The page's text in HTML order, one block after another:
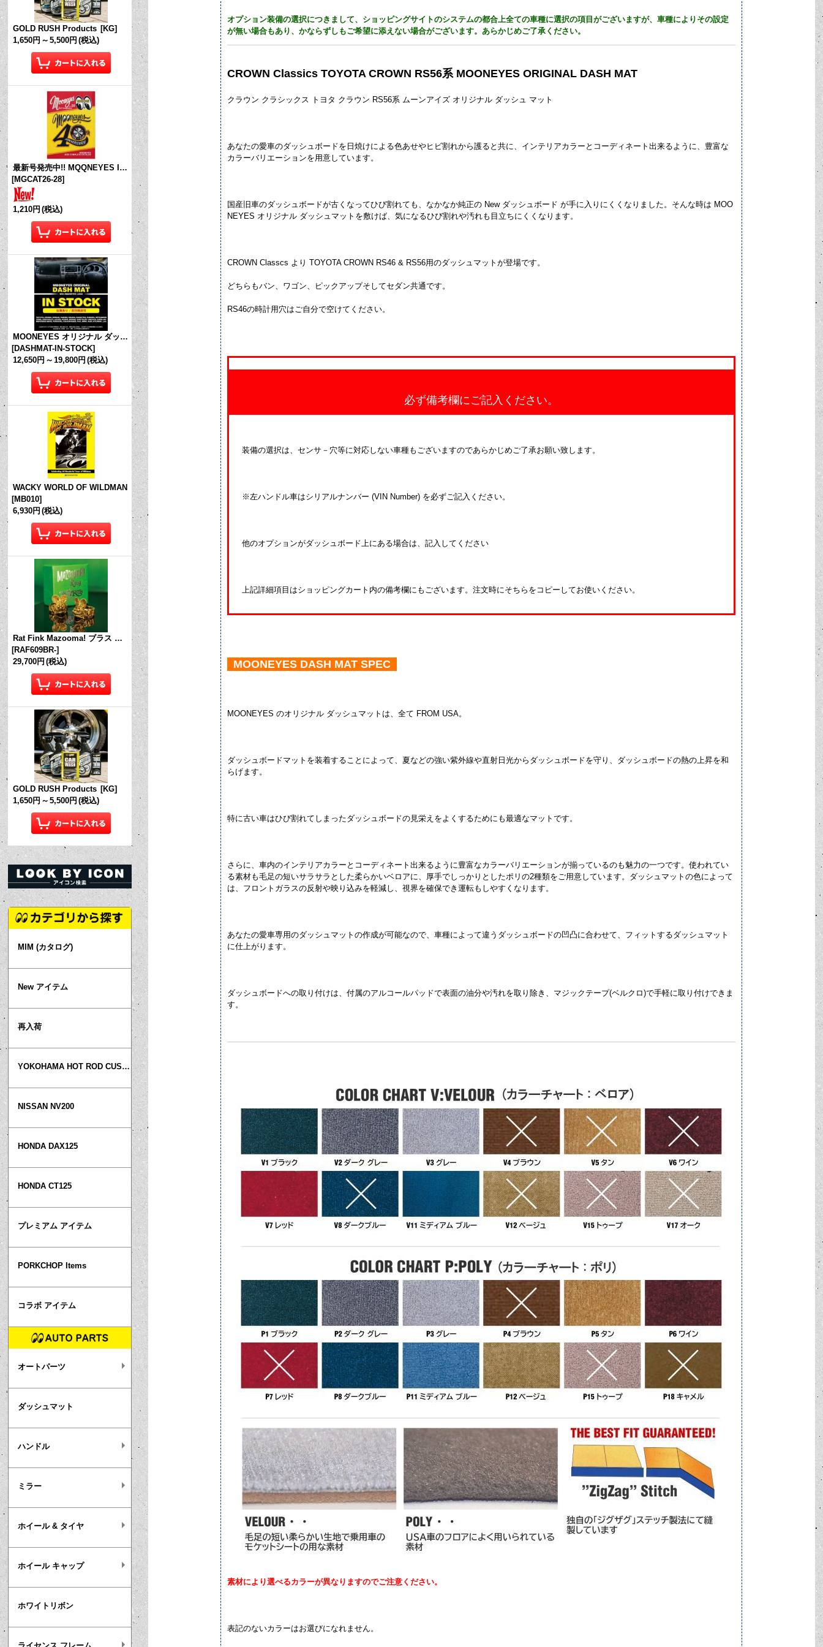
GOLD RUSH Products [KG]
1,650円 ～ 5,500円 (税込)
最新号発売中!! MQQNEYES International Magazine No.28 2026
[MGCAT26-28]
1,210円 (税込)
MOONEYES オリジナル ダッシュマット (in Stock!)
[DASHMAT-IN-STOCK]
12,650円 ～ 19,800円 (税込)
WACKY WORLD OF WILDMAN
[MB010]
6,930円 (税込)
Rat Fink Mazooma! ブラス リング
[RAF609BR-]
29,700円 (税込)
GOLD RUSH Products [KG]
1,650円 ～ 5,500円 (税込)
MIM (カタログ)
New アイテム
再入荷
YOKOHAMA HOT ROD CUSTOM SHOW
NISSAN NV200
HONDA DAX125
HONDA CT125
プレミアム アイテム
PORKCHOP Items
コラボ アイテム
オートパーツ
ダッシュマット
ハンドル
ミラー
ホイール & タイヤ
ホイール キャップ
ホワイトリボン
オプション装備の選択につきまして、ショッピングサイトのシステムの都合上全ての車種に選択の項目がございますが、車種によりその設定
が無い場合もあり、かならずしもご希望に添えない場合がございます。あらかじめご了承ください。
CROWN Classics TOYOTA CROWN RS56系 MOONEYES ORIGINAL DASH MAT
クラウン クラシックス トヨタ クラウン RS56系 ムーンアイズ オリジナル ダッシュ マット
あなたの愛車のダッシュボードを日焼けによる色あせやヒビ割れから護ると共に、インテリアカラーとコーディネート出来るように、豊富な
カラーバリエーションを用意しています。
国産旧車のダッシュボードが古くなってひび割れても、なかなか純正の New ダッシュボード が手に入りにくくなりました。そんな時は MOO
NEYES オリジナル ダッシュマットを敷けば、気になるひび割れや汚れも目立ちにくくなります。
CROWN Classcs より TOYOTA CROWN RS46 & RS56用のダッシュマットが登場です。
どちらもバン、ワゴン、ピックアップそしてセダン共通です。
RS46の時計用穴はご自分で空けてください。
必ず備考欄にご記入ください。
装備の選択は、センサ－穴等に対応しない車種もございますのであらかじめご了承お願い致します。
※左ハンドル車はシリアルナンバー (VIN Number) を必ずご記入ください。
他のオプションがダッシュボード上にある場合は、記入してください
上記詳細項目はショッピングカート内の備考欄にもございます。注文時にそちらをコピーしてお使いください。
MOONEYES DASH MAT SPEC
MOONEYES のオリジナル ダッシュマットは、全て FROM USA。
ダッシュボードマットを装着することによって、夏などの強い紫外線や直射日光からダッシュボードを守り、ダッシュボードの熱の上昇を和
らげます。
特に古い車はひび割れてしまったダッシュボードの見栄えをよくするためにも最適なマットです。
さらに、車内のインテリアカラーとコーディネート出来るように豊富なカラーバリエーションが揃っているのも魅力の一つです。使われてい
る素材も毛足の短いサラサラとした柔らかいベロアに、厚手でしっかりとしたポリの2種類をご用意しています。ダッシュマットの色によって
は、フロントガラスの反射や映り込みを軽減し、視界を確保でき運転もしやすくなります。
あなたの愛車専用のダッシュマットの作成が可能なので、車種によって違うダッシュボードの凹凸に合わせて、フィットするダッシュマット
に仕上がります。
ダッシュボードへの取り付けは、付属のアルコールパッドで表面の油分や汚れを取り除き、マジックテープ(ベルクロ)で手軽に取り付けできま
す。
素材により選べるカラーが異なりますのでご注意ください。
表記のないカラーはお選びになれません。